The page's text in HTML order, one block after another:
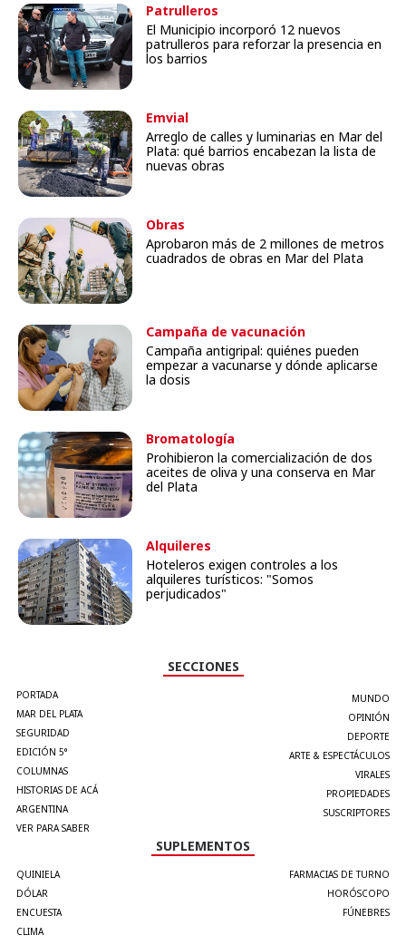
Patrulleros
El Municipio incorporó 12 nuevos
patrulleros para reforzar la presencia en
los barrios
Emvial
Arreglo de calles y luminarias en Mar del
Plata: qué barrios encabezan la lista de
nuevas obras
Obras
Aprobaron más de 2 millones de metros
cuadrados de obras en Mar del Plata
Campaña de vacunación
Campaña antigripal: quiénes pueden
empezar a vacunarse y dónde aplicarse
la dosis
Bromatología
Prohibieron la comercialización de dos
aceites de oliva y una conserva en Mar
del Plata
Alquileres
Hoteleros exigen controles a los
alquileres turísticos: "Somos
perjudicados"
SECCIONES
PORTADA
MAR DEL PLATA
SEGURIDAD
EDICIÓN 5°
COLUMNAS
HISTORIAS DE ACÁ
ARGENTINA
VER PARA SABER
MUNDO
OPINIÓN
DEPORTE
ARTE & ESPECTÁCULOS
VIRALES
PROPIEDADES
SUSCRIPTORES
SUPLEMENTOS
QUINIELA
DÓLAR
ENCUESTA
CLIMA
FARMACIAS DE TURNO
HORÓSCOPO
FÚNEBRES